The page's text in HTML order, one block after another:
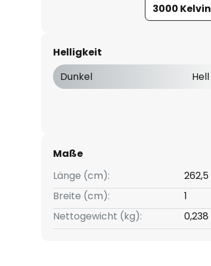
3000 Kelvin
Helligkeit
Dunkel
Hell
Maße
Länge (cm):
262,5
Breite (cm):
1
Nettogewicht (kg):
0,238